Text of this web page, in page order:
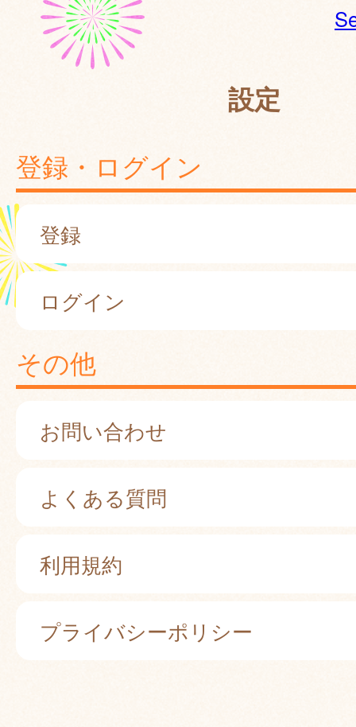
設定
登録・ログイン
登録
ログイン
その他
お問い合わせ
よくある質問
利用規約
プライバシーポリシー